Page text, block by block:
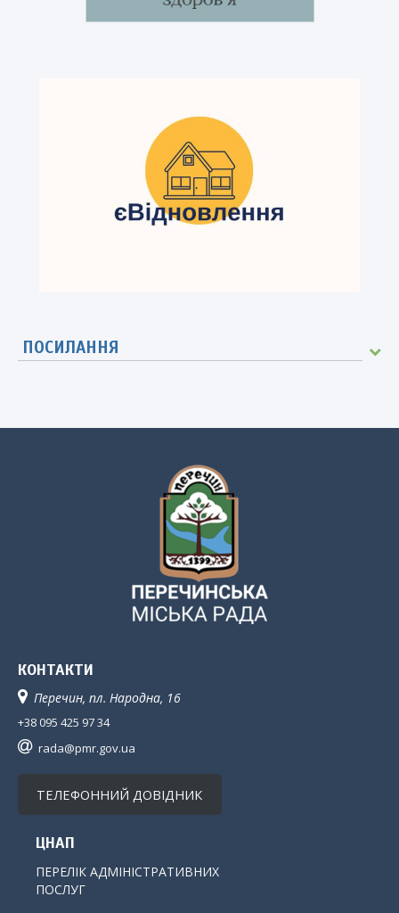
ПОСИЛАННЯ
КОНТАКТИ
Перечин, пл. Народна, 16
+38 095 425 97 34
rada@pmr.gov.ua
ТЕЛЕФОННИЙ ДОВІДНИК
ЦНАП
ПЕРЕЛІК АДМІНІСТРАТИВНИХ
ПОСЛУГ